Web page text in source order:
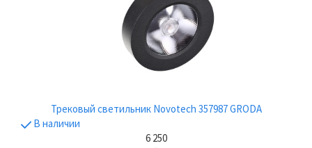
Трековый светильник Novotech 357987 GRODA
В наличии
6 250